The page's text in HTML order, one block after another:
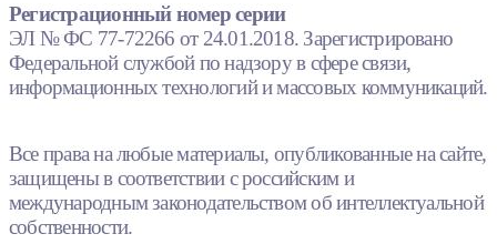
Регистрационный номер серии
ЭЛ № ФС 77-72266 от 24.01.2018. Зарегистрировано
Федеральной службой по надзору в сфере связи,
информационных технологий и массовых коммуникаций.
Все права на любые материалы, опубликованные на сайте,
защищены в соответствии с российским и
международным законодательством об интеллектуальной
собственности.